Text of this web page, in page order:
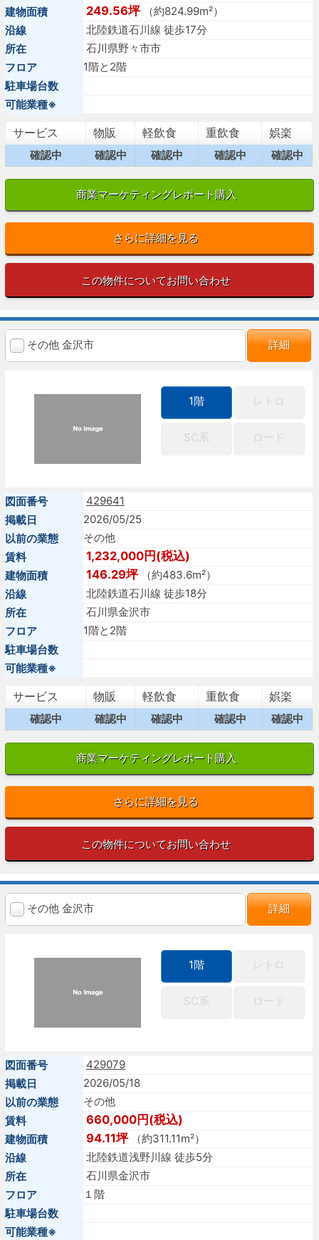
建物面積 249.56坪（約824.99m²）
沿線
北陸鉄道石川線 徒歩17分
所在
石川県野々市市
フロア
1階と2階
駐車場台数
可能業種※
サービス 物販 軽飲食 重飲食 娯楽
確認中 確認中 確認中 確認中 確認中
商業マーケティングレポート購入
さらに詳細を見る
この物件についてお問い合わせ
その他 金沢市 詳細
1階 レトロ
SC系 ロード
図面番号
429641
掲載日
2026/05/25
以前の業態
その他
賃料
1,232,000円(税込)
建物面積 146.29坪（約483.6m²）
沿線
北陸鉄道石川線 徒歩18分
所在
石川県金沢市
フロア
1階と2階
駐車場台数
可能業種※
サービス 物販 軽飲食 重飲食 娯楽
確認中 確認中 確認中 確認中 確認中
商業マーケティングレポート購入
さらに詳細を見る
この物件についてお問い合わせ
その他 金沢市 詳細
1階 レトロ
SC系 ロード
図面番号
429079
掲載日
2026/05/18
以前の業態
その他
賃料
660,000円(税込)
建物面積 94.11坪（約311.11m²）
沿線
北陸鉄道浅野川線 徒歩5分
所在
石川県金沢市
フロア
１階
駐車場台数
可能業種※